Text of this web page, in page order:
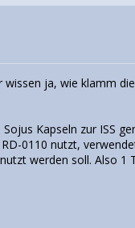
ja, wie klamm
Kapseln zur ISS
0110 nutzt,
werden soll. Also 1